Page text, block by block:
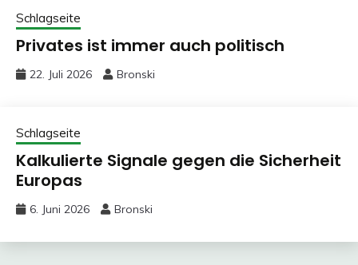
Schlagseite
Privates ist immer auch politisch
22. Juli 2026 Bronski
Schlagseite
Kalkulierte Signale gegen die Sicherheit
Europas
6. Juni 2026 Bronski